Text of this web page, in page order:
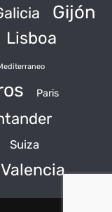
Gijón
Lisboa
Paris
Suiza
Valencia